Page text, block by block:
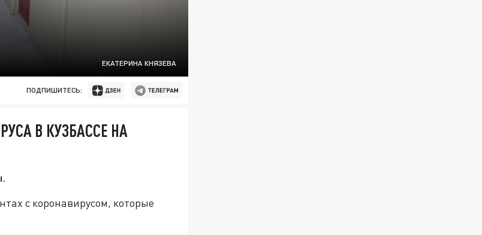
ЕКАТЕРИНА КНЯЗЕВА
ПОДПИШИТЕСЬ:
В КУЗБАССЕ НА
с коронавирусом, которые